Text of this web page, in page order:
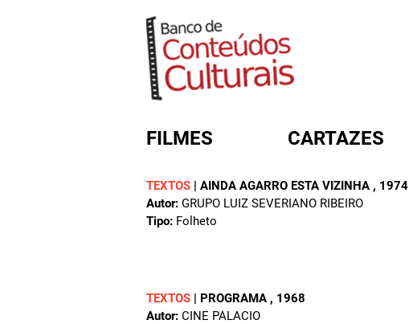
FILMES CARTAZES
TEXTOS | AINDA AGARRO ESTA VIZINHA , 1974
Autor: GRUPO LUIZ SEVERIANO RIBEIRO
Tipo: Folheto
TEXTOS | PROGRAMA , 1968
Autor: CINE PALACIO
FORMULÁRIO DE BUSCA